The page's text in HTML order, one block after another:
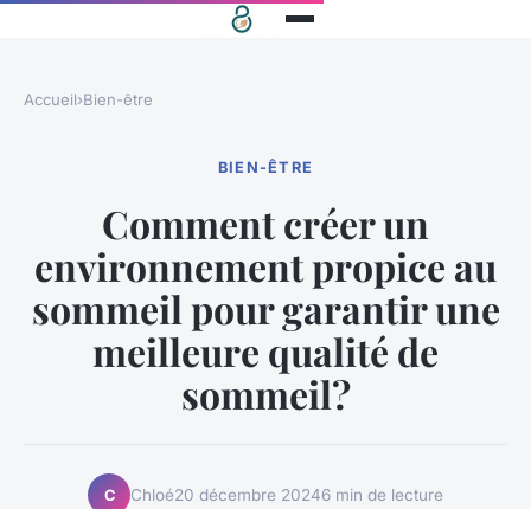
Accueil›Bien-être
BIEN-ÊTRE
Comment créer un
environnement propice au
sommeil pour garantir une
meilleure qualité de
sommeil?
C Chloé20 décembre 20246 min de lecture